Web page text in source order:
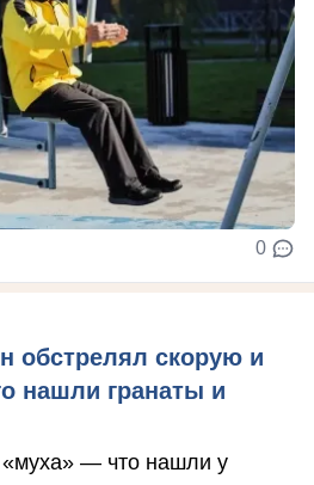
0
обстрелял скорую и
нашли гранаты и
— что нашли у